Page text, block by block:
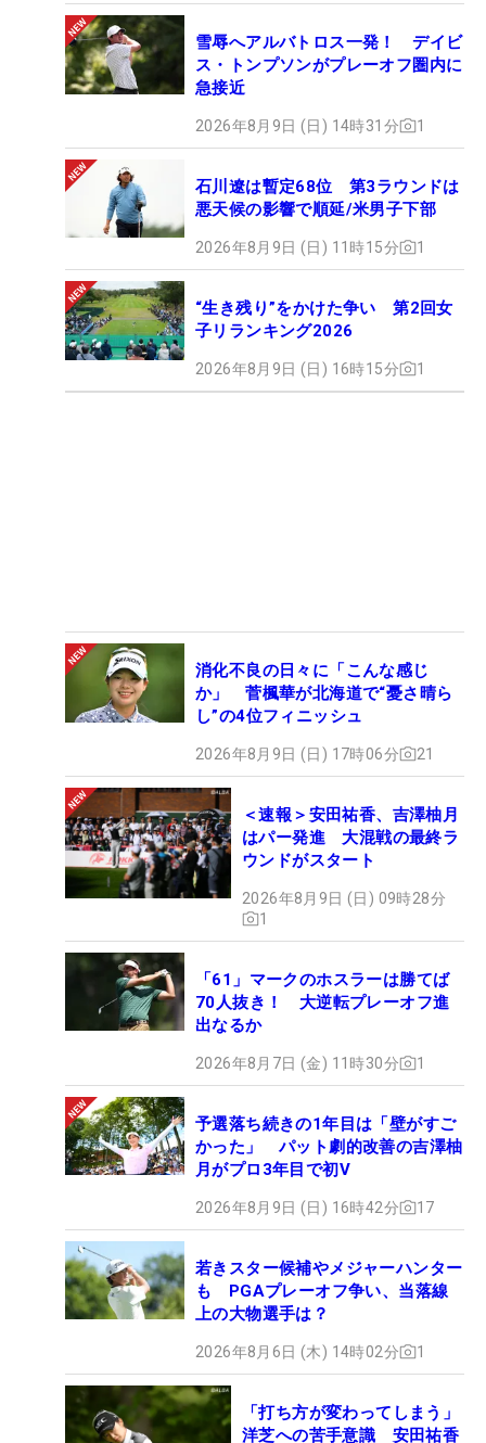
雪辱へアルバトロス一発！ デイビ
ス・トンプソンがプレーオフ圏内に
急接近
2026年8月9日 (日) 14時31分 1
石川遼は暫定68位 第3ラウンドは
悪天候の影響で順延/米男子下部
2026年8月9日 (日) 11時15分 1
“生き残り”をかけた争い 第2回女
子リランキング2026
2026年8月9日 (日) 16時15分 1
消化不良の日々に「こんな感じ
か」 菅楓華が北海道で“憂さ晴ら
し”の4位フィニッシュ
2026年8月9日 (日) 17時06分 21
＜速報＞安田祐香、吉澤柚月
はパー発進 大混戦の最終ラ
ウンドがスタート
2026年8月9日 (日) 09時28分
1
「61」マークのホスラーは勝てば
70人抜き！ 大逆転プレーオフ進
出なるか
2026年8月7日 (金) 11時30分 1
予選落ち続きの1年目は「壁がすご
かった」 パット劇的改善の吉澤柚
月がプロ3年目で初V
2026年8月9日 (日) 16時42分 17
若きスター候補やメジャーハンター
も PGAプレーオフ争い、当落線
上の大物選手は？
2026年8月6日 (木) 14時02分 1
「打ち方が変わってしまう」
洋芝への苦手意識 安田祐香